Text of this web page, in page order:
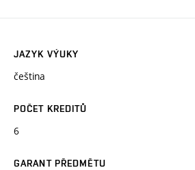
JAZYK VÝUKY
čeština
POČET KREDITŮ
6
GARANT PŘEDMĚTU